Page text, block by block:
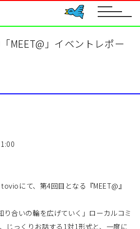
toggle
MEET@」イベントレポー
にて、第4回目となる『MEET@』
り合いの輪を広げていく」ローカルコミ
じっくりお話する1対1形式と、一度に